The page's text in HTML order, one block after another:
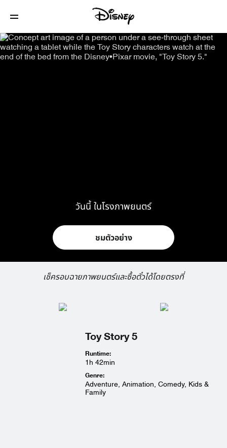
วันนี้ ในโรงภาพยนตร์
ชมตัวอย่าง
เช็ครอบฉายภาพยนตร์และซื้อตั๋วได้โดยตรงที่
Toy Story 5
Runtime:
1h 42min
Genre:
Adventure, Animation, Comedy, Kids &
Family